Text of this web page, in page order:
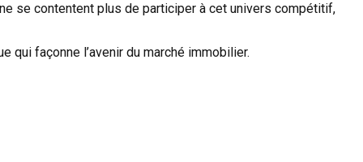
se contentent plus de participer à cet univers compétitif,
façonne l’avenir du marché immobilier.